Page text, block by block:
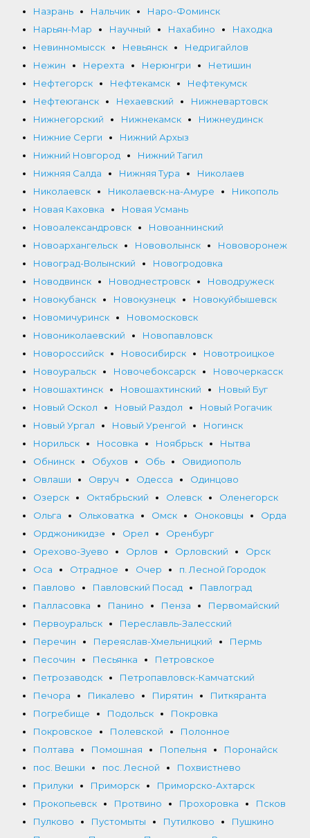
Назрань
Нальчик
Наро-Фоминск
Нарьян-Мар
Научный Нахабино
Находка
Невинномысск
Невьянск
Недригайлов
Нежин
Нерехта Нерюнгри
Нетишин
Нефтегорск
Нефтекамск
Нефтекумск
Нефтеюганск
Нехаевский
Нижневартовск
Нижнегорский
Нижнекамск
Нижнеудинск
Нижние Серги
Нижний Архыз
Нижний Новгород
Нижний Тагил
Нижняя Салда
Нижняя Тура
Николаев
Николаевск
Николаевск-на-Амуре
Никополь
Новая Каховка
Новая Усмань
Новоалександровск
Новоаннинский
Новоархангельск
Нововолынск
Нововоронеж
Новоград-Волынский
Новогродовка
Новодвинск
Новоднестровск
Новодружеск
Новокубанск
Новокузнецк
Новокуйбышевск
Новомичуринск
Новомосковск
Новониколаевский
Новопавловск
Новороссийск
Новосибирск
Новотроицкое
Новоуральск
Новочебоксарск
Новочеркасск
Новошахтинск
Новошахтинский
Новый Буг
Новый Оскол
Новый Раздол
Новый Рогачик
Новый Ургал
Новый Уренгой
Ногинск
Норильск
Носовка Ноябрьск
Нытва
Обнинск
Обухов Обь
Овидиополь
Овлаши
Овруч Одесса
Одинцово
Озерск
Октябрьский Олевск
Оленегорск
Ольга
Ольховатка Омск Оноковцы
Орда
Орджоникидзе
Орел
Оренбург
Орехово-Зуево
Орлов Орловский
Орск
Оса
Отрадное Очер
п. Лесной Городок
Павлово
Павловский Посад
Павлоград
Палласовка
Панино Пенза
Первомайский
Первоуральск
Переславль-Залесский
Перечин
Переяслав-Хмельницкий
Пермь
Песочин
Песьянка
Петровское
Петрозаводск
Петропавловск-Камчатский
Печора
Пикалево Пирятин
Питкяранта
Погребище
Подольск
Покровка
Покровское
Полевской
Полонное
Полтава
Помошная Попельня
Поронайск
пос. Вешки
пос. Лесной
Похвистнево
Прилуки
Приморск
Приморско-Ахтарск
Прокопьевск
Протвино Прохоровка
Псков
Пулково
Пустомыты Путилково
Пушкино